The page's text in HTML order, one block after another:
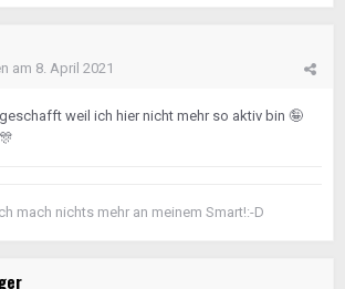
am 8. April 2021
weil ich hier nicht mehr so aktiv bin 🤪
🎊
mach nichts mehr an meinem Smart!:-D